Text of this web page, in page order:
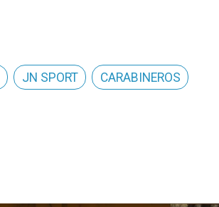
JN SPORT CARABINEROS